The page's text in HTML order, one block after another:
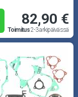
82,90 €
Toimitus2-3 arkipäivässä